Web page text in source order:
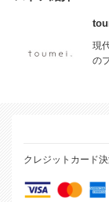
現
の
クレジットカード